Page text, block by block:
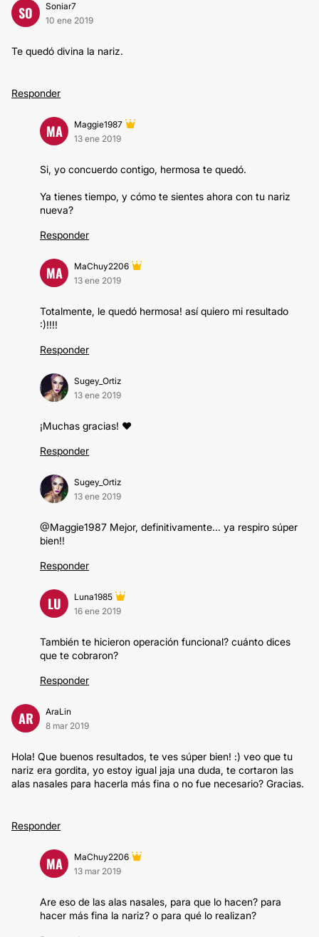
SO
Soniar7
10 ene 2019
Te quedó divina la nariz.
Responder
MA
Maggie1987
13 ene 2019
Si, yo concuerdo contigo, hermosa te quedó.
Ya tienes tiempo, y cómo te sientes ahora con tu nariz
nueva?
Responder
MA
MaChuy2206
13 ene 2019
Totalmente, le quedó hermosa! así quiero mi resultado
:)!!!!
Responder
Sugey_Ortiz
13 ene 2019
¡Muchas gracias! ♥️
Responder
Sugey_Ortiz
13 ene 2019
@Maggie1987 Mejor, definitivamente... ya respiro súper
bien!!
Responder
LU
Luna1985
16 ene 2019
También te hicieron operación funcional? cuánto dices
que te cobraron?
Responder
AR
AraLin
8 mar 2019
Hola! Que buenos resultados, te ves súper bien! :) veo que tu
nariz era gordita, yo estoy igual jaja una duda, te cortaron las
alas nasales para hacerla más fina o no fue necesario? Gracias.
Responder
MA
MaChuy2206
13 mar 2019
Are eso de las alas nasales, para que lo hacen? para
hacer más fina la nariz? o para qué lo realizan?